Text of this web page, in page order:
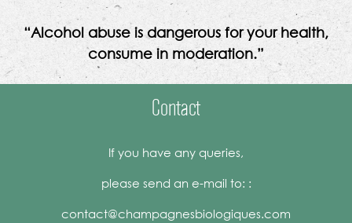
“Alcohol abuse is dangerous for your health,
consume in moderation.”
Contact
If you have any queries,
please send an e-mail to: :
contact@champagnesbiologiques.com